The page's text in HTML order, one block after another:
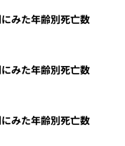
みた年齢別死亡数
みた年齢別死亡数
みた年齢別死亡数